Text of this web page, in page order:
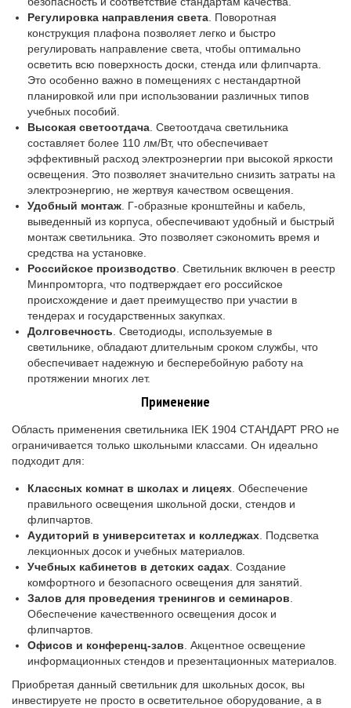
Регулировка направления света . Поворотная
конструкция плафона позволяет легко и быстро
регулировать направление света, чтобы оптимально
осветить всю поверхность доски, стенда или флипчарта.
Это особенно важно в помещениях с нестандартной
планировкой или при использовании различных типов
учебных пособий.
Высокая светоотдача . Светоотдача светильника
составляет более 110 лм/Вт, что обеспечивает
эффективный расход электроэнергии при высокой яркости
освещения. Это позволяет значительно снизить затраты на
электроэнергию, не жертвуя качеством освещения.
Удобный монтаж . Г-образные кронштейны и кабель,
выведенный из корпуса, обеспечивают удобный и быстрый
монтаж светильника. Это позволяет сэкономить время и
средства на установке.
Российское производство . Светильник включен в реестр
Минпромторга, что подтверждает его российское
происхождение и дает преимущество при участии в
тендерах и государственных закупках.
Долговечность . Светодиоды, используемые в
светильнике, обладают длительным сроком службы, что
обеспечивает надежную и бесперебойную работу на
протяжении многих лет.
Применение
Область применения светильника IEK 1904 СТАНДАРТ PRO не
ограничивается только школьными классами. Он идеально
подходит для:
Классных комнат в школах и лицеях . Обеспечение
правильного освещения школьной доски, стендов и
флипчартов.
Аудиторий в университетах и колледжах . Подсветка
лекционных досок и учебных материалов.
Учебных кабинетов в детских садах . Создание
комфортного и безопасного освещения для занятий.
Залов для проведения тренингов и семинаров
Обеспечение качественного освещения досок и
флипчартов.
Офисов и конференц-залов . Акцентное освещение
информационных стендов и презентационных материалов.
Приобретая данный светильник для школьных досок, вы
инвестируете не просто в осветительное оборудование, а в